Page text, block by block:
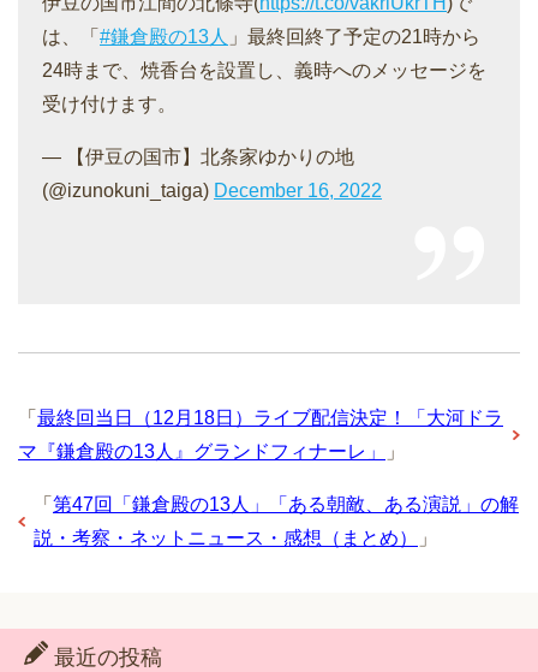
は、「 #鎌倉殿の13人 」最終回終了予定の21時から
24時まで、焼香台を設置し、義時へのメッセージを
受け付けます。
— 【伊豆の国市】北条家ゆかりの地
(@izunokuni_taiga) December 16, 2022
「 最終回当日（12月18日）ライブ配信決定！「大河ドラ
マ『鎌倉殿の13人』グランドフィナーレ」
」
「 第47回「鎌倉殿の13人」「ある朝敵、ある演説」の解
説・考察・ネットニュース・感想（まとめ）
」
最近の投稿